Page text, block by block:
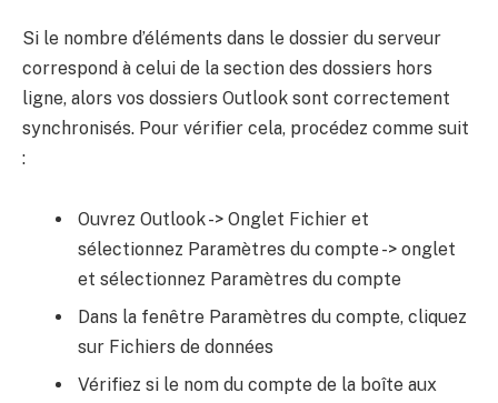
Si le nombre d’éléments dans le dossier du serveur
correspond à celui de la section des dossiers hors
ligne, alors vos dossiers Outlook sont correctement
synchronisés. Pour vérifier cela, procédez comme suit
:
Ouvrez Outlook -> Onglet Fichier et
sélectionnez Paramètres du compte -> onglet
et sélectionnez Paramètres du compte
Dans la fenêtre Paramètres du compte, cliquez
sur Fichiers de données
Vérifiez si le nom du compte de la boîte aux